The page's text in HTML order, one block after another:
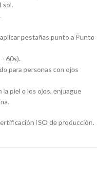
sol.
pestañas punto a Punto
60s).
para personas con ojos
piel o los ojos, enjuague
ISO de producción.